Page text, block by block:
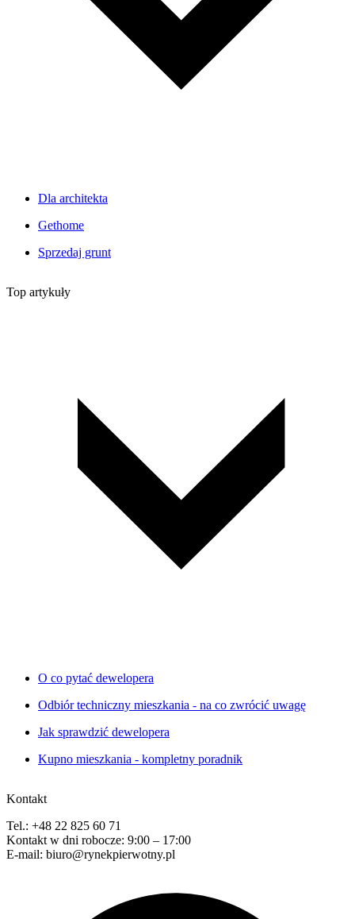
Dla architekta
Gethome
Sprzedaj grunt
Top artykuły
O co pytać dewelopera
Odbiór techniczny mieszkania - na co zwrócić uwagę
Jak sprawdzić dewelopera
Kupno mieszkania - kompletny poradnik
Kontakt
Tel.: +48 22 825 60 71
Kontakt w dni robocze: 9:00 – 17:00
E-mail: biuro@rynekpierwotny.pl